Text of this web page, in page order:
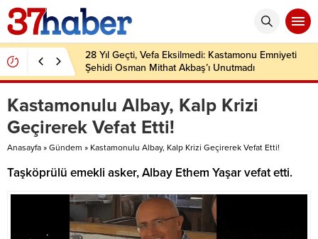
28 Yıl Geçti, Vefa Eksilmedi: Kastamonu Emniyeti
Şehidi Osman Mithat Akbaş’ı Unutmadı
Kastamonulu Albay, Kalp Krizi
Geçirerek Vefat Etti!
Anasayfa » Gündem » Kastamonulu Albay, Kalp Krizi Geçirerek Vefat Etti!
Taşköprülü emekli asker, Albay Ethem Yaşar vefat etti.